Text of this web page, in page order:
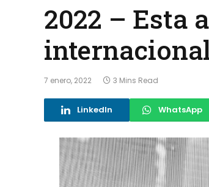
2022 – Esta
7 enero, 2022 3 Mins Read
LinkedIn WhatsApp